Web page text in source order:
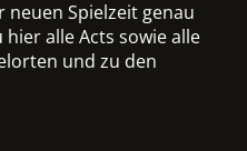
Spielzeit genau
alle Acts sowie alle
und zu den